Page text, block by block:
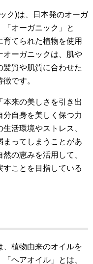
ク)は、日本発のオーガ
オーガニック」と
てられた植物を使用
オーガニックは、肌や
質や肌質に合わせた
です。
来の美しさを引き出
自身を美しく保つ力
活環境やストレス、
まってしまうことがあ
の恵みを活用して、
ことを目指している
、植物由来のオイルを
ヘアオイル」とは、